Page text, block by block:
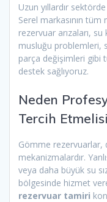
Uzun yıllardır
Serel markasının
rezervuar arızaları,
musluğu problemleri,
parça değişimleri gibi
destek sağlıyoruz.
Neden
Tercih
Gömme rezervuarlar,
mekanizmalardır.
veya daha büyük su
bölgesinde hizmet
rezervuar tamiri